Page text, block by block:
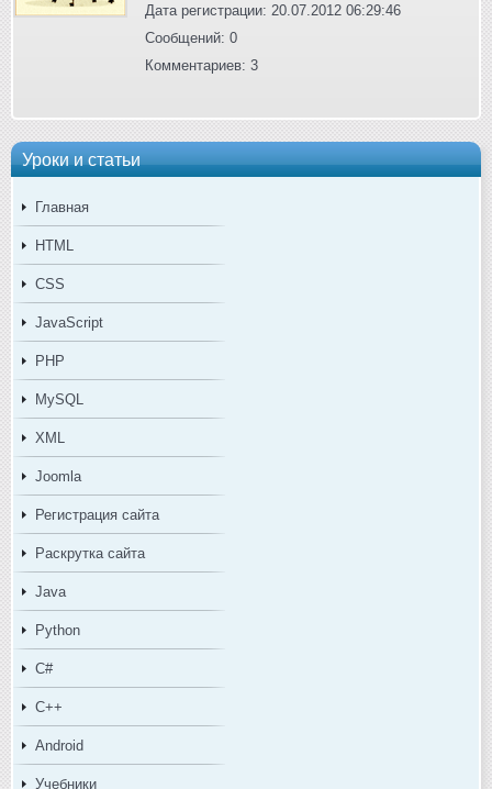
Уроки и статьи
Главная
HTML
CSS
JavaScript
PHP
MySQL
XML
Joomla
Регистрация сайта
Раскрутка сайта
Java
Python
C#
C++
Android
Учебники
Дата регистрации: 20.07.2012 06:29:46
Сообщений: 0
Комментариев: 3